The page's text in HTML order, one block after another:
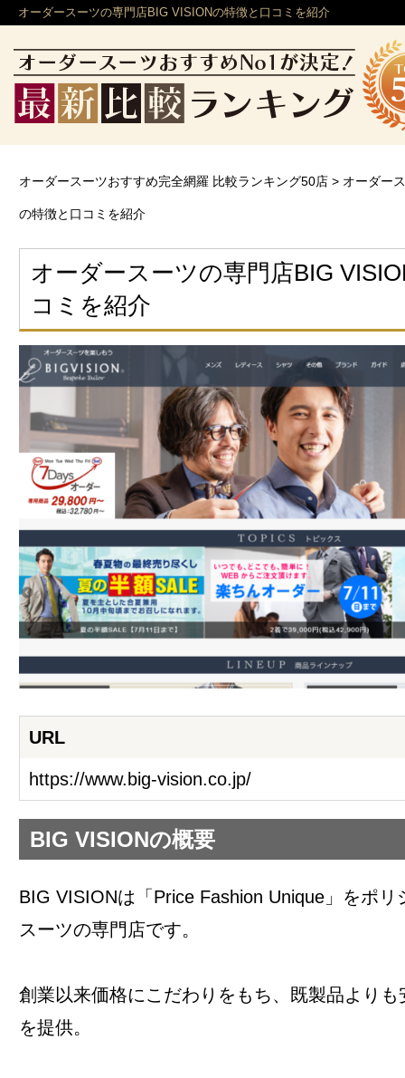
オーダースーツの専門店BIG VISIONの特徴と口コミを紹介
オーダースーツおすすめ完全網羅 比較ランキング50店> オーダー
の特徴と口コミを紹介
オーダースーツの専門店BIG
コミを紹介
URL
https://www.big-vision.co.jp/
BIG VISIONの概要
BIG VISIONは「Price Fashion Unique」をポリ
スーツの専門店です。
創業以来価格にこだわりをもち、既製品より
を提供。